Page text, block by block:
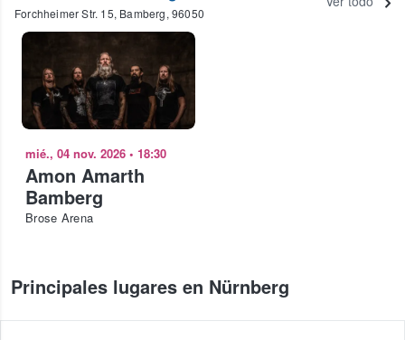
Forchheimer Str. 15, Bamberg, 96050
mié., 04 nov. 2026 • 18:30
Amon Amarth
Bamberg
Brose Arena
Principales lugares en Nürnberg